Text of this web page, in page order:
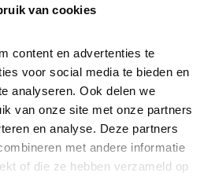
van cookies
content en advertenties te
voor social media te bieden en
analyseren. Ook delen we
van onze site met onze partners
en analyse. Deze partners
met andere informatie
of die ze hebben verzameld op
de verkeerde kant op